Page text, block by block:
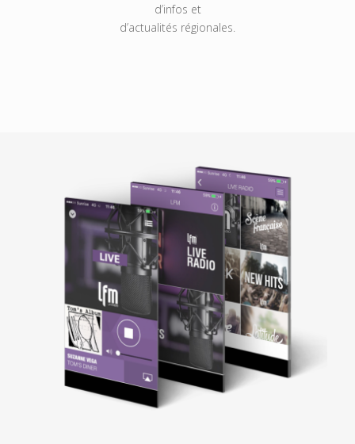
d’infos et
d’actualités régionales.